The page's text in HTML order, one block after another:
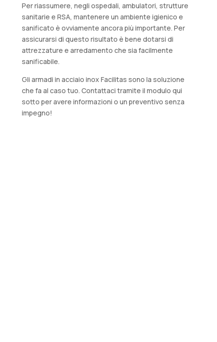
Per riassumere, negli ospedali, ambulatori, strutture
sanitarie e RSA, mantenere un ambiente igienico e
sanificato è ovviamente ancora più importante. Per
assicurarsi di questo risultato è bene dotarsi di
attrezzature e arredamento che sia facilmente
sanificabile.
Gli armadi in acciaio inox Facilitas sono la soluzione
che fa al caso tuo. Contattaci tramite il modulo qui
sotto per avere informazioni o un preventivo senza
impegno!